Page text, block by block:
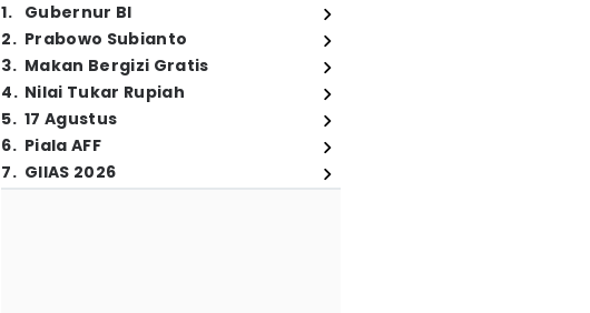
1. Gubernur BI
2. Prabowo Subianto
3. Makan Bergizi Gratis
4. Nilai Tukar Rupiah
5. 17 Agustus
6. Piala AFF
7. GIIAS 2026